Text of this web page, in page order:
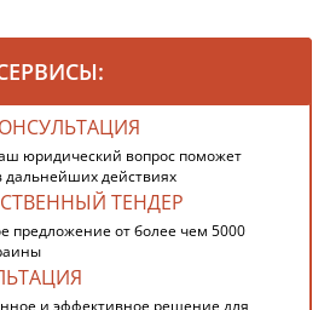
юридический вопрос поможет
дальнейших действиях
ТЕНДЕР
предложение от более чем 5000
и эффективное решение для